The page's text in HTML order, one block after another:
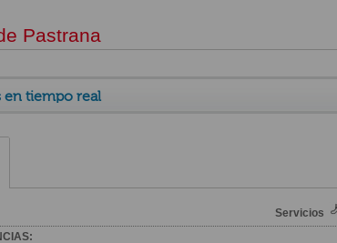
Pastrana
en tiempo real
Servicios